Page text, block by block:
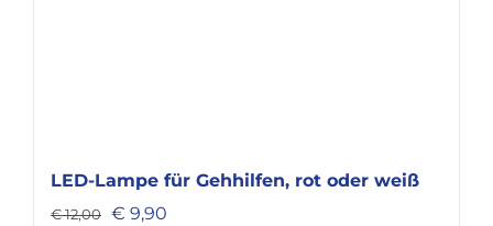
LED-Lampe für Gehhilfen, rot oder weiß
€12,00 Ursprünglicher
€ 9,90